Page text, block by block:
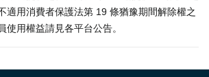
適用消費者保護法第 19 條猶豫期間解除權之
使用權益請見各平台公告。